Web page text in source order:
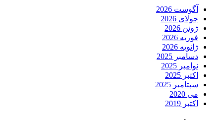
آگوست 2026
جولای 2026
ژوئن 2026
فوریه 2026
ژانویه 2026
دسامبر 2025
نوامبر 2025
اکتبر 2025
سپتامبر 2025
می 2020
اکتبر 2019